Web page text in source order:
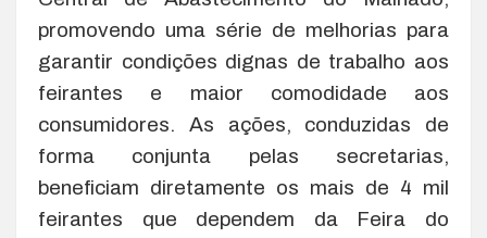
promovendo uma série de melhorias para
garantir condições dignas de trabalho aos
feirantes e maior comodidade aos
consumidores. As ações, conduzidas de
forma conjunta pelas secretarias,
beneficiam diretamente os mais de 4 mil
feirantes que dependem da Feira do